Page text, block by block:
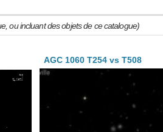
ou incluant des objets de ce catalogue)
AGC 1060 T254 vs T508